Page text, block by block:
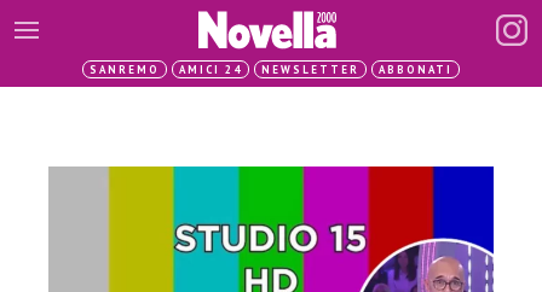
SANREMO AMICI 24 NEWSLETTER ABBONATI